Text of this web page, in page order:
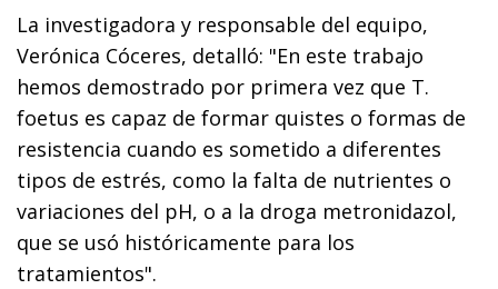
La investigadora y responsable del equipo,
Verónica Cóceres, detalló: "En este trabajo
hemos demostrado por primera vez que T.
foetus es capaz de formar quistes o formas de
resistencia cuando es sometido a diferentes
tipos de estrés, como la falta de nutrientes o
variaciones del pH, o a la droga metronidazol,
que se usó históricamente para los
tratamientos".